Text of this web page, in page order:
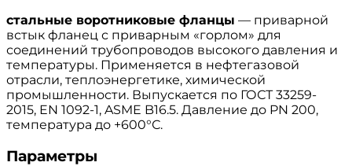
стальные воротниковые фланцы — приварной
встык фланец с приварным «горлом» для
соединений трубопроводов высокого давления и
температуры. Применяется в нефтегазовой
отрасли, теплоэнергетике, химической
промышленности. Выпускается по ГОСТ 33259-
2015, EN 1092-1, ASME B16.5. Давление до PN 200,
температура до +600°С.
Параметры